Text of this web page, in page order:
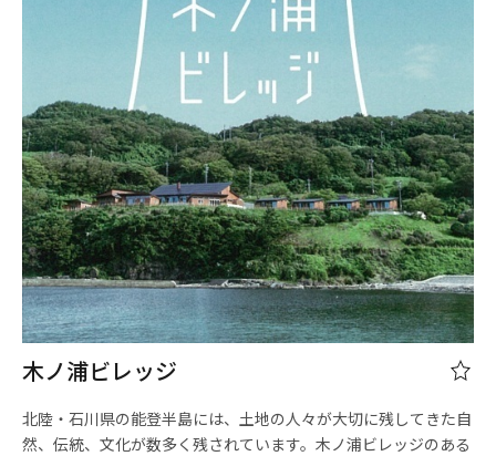
木ノ浦ビレッジ
北陸・石川県の能登半島には、土地の人々が大切に残してきた自
然、伝統、文化が数多く残されています。木ノ浦ビレッジのある